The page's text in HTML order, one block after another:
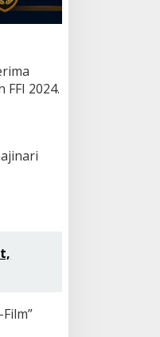
2024.